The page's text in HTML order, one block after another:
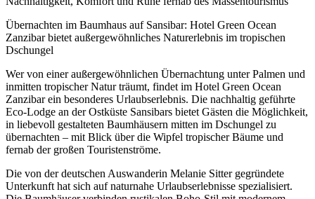
Übernachten im Baumhaus auf Sansibar: Hotel Green Ocean
Zanzibar bietet außergewöhnliches Naturerlebnis im tropischen
Dschungel
Wer von einer außergewöhnlichen Übernachtung unter Palmen und
inmitten tropischer Natur träumt, findet im Hotel Green Ocean
Zanzibar ein besonderes Urlaubserlebnis. Die nachhaltig geführte
Eco-Lodge an der Ostküste Sansibars bietet Gästen die Möglichkeit,
in liebevoll gestalteten Baumhäusern mitten im Dschungel zu
übernachten – mit Blick über die Wipfel tropischer Bäume und
fernab der großen Touristenströme.
Die von der deutschen Auswanderin Melanie Sitter gegründete
Unterkunft hat sich auf naturnahe Urlaubserlebnisse spezialisiert.